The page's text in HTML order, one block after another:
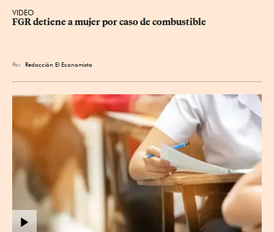
VIDEO
FGR detiene a mujer por caso de combustible
Por Redacción El Economista